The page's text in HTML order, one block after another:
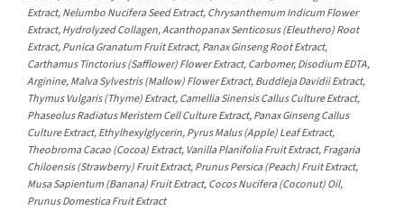
Extract, Nelumbo Nucifera Seed Extract, Chrysanthemum Indicum Flower
Extract, Hydrolyzed Collagen, Acanthopanax Senticosus (Eleuthero) Root
Extract, Punica Granatum Fruit Extract, Panax Ginseng Root Extract,
Carthamus Tinctorius (Safflower) Flower Extract, Carbomer, Disodium EDTA,
Arginine, Malva Sylvestris (Mallow) Flower Extract, Buddleja Davidii Extract,
Thymus Vulgaris (Thyme) Extract, Camellia Sinensis Callus Culture Extract,
Phaseolus Radiatus Meristem Cell Culture Extract, Panax Ginseng Callus
Culture Extract, Ethylhexylglycerin, Pyrus Malus (Apple) Leaf Extract,
Theobroma Cacao (Cocoa) Extract, Vanilla Planifolia Fruit Extract, Fragaria
Chiloensis (Strawberry) Fruit Extract, Prunus Persica (Peach) Fruit Extract,
Musa Sapientum (Banana) Fruit Extract, Cocos Nucifera (Coconut) Oil,
Prunus Domestica Fruit Extract